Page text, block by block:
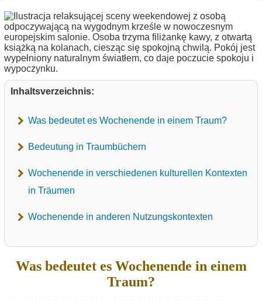
Inhaltsverzeichnis:
Was bedeutet es Wochenende in einem Traum?
Bedeutung in Traumbüchern
Wochenende in verschiedenen kulturellen Kontexten
in Träumen
Wochenende in anderen Nutzungskontexten
Was bedeutet es Wochenende in einem
Traum?